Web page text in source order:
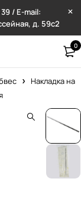
/ E-mail:
д. 59с2
0
Накладка на